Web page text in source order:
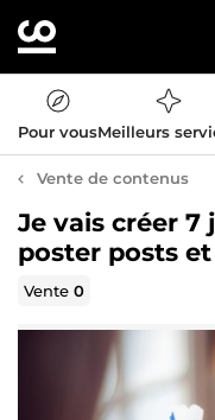
Pour vousMeilleurs
Vente de contenus
Je vais créer
poster posts
Vente0